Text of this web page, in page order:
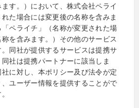
す。）において、株式会社ペライ
た場合には変更後の名称を含みま
ペライチ」（名称が変更された場
を含みます。）その他のサービス
同社が提供するサービスは提携サ
社は提携パートナーに該当しま
に対し、本ポリシー及び法令が定
ユーザー情報を提供することがで